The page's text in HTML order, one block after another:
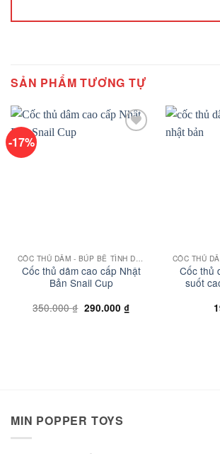
SẢN PHẨM TƯƠNG TỰ
-17%
CỐC THỦ DÂM - BÚP BÊ TÌNH DỤC
Cốc thủ dâm cao cấp Nhật
Bản Snail Cup
350.000₫ Giá
gốc
290.000 ₫Giá
hiện
Cốc thủ
suốt
MIN POPPER TOYS